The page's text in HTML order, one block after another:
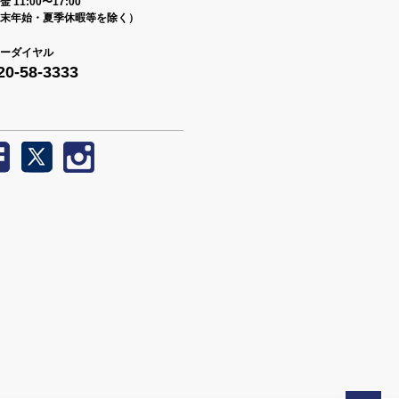
末年始・夏季休暇等を除く）
ダイヤル
58-3333